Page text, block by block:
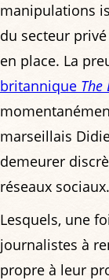
manipulations
du secteur
en place. La
britannique The
marseillais
demeurer
réseaux
Lesquels, une
journalistes à
propre à leur